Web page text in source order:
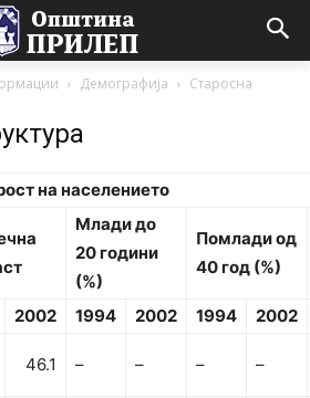
Демографија
Старосна
на населението
Млади до
20 години
(%)
Помлади од
40 год (%)
2002 1994 2002 1994
2002
46.1 – – – –